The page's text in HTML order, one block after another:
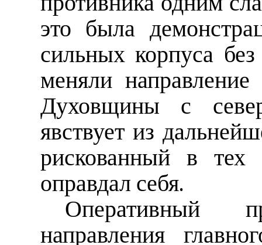
это была
сильных корпуса
меняли
Духовщины с
явствует из
рискованный в тех
оправдал себя.
Оперативный
направления